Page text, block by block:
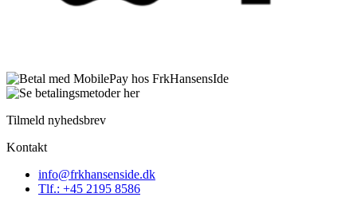
Tilmeld nyhedsbrev
Kontakt
info@frkhansenside.dk
Tlf.: +45 2195 8586